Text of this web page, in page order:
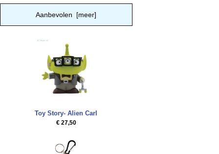
Aanbevolen [meer]
Toy Story- Alien Carl
€ 27,50